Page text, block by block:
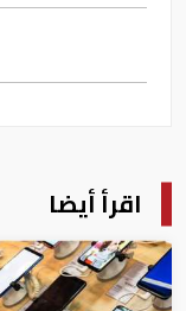
اقرأ أيضا